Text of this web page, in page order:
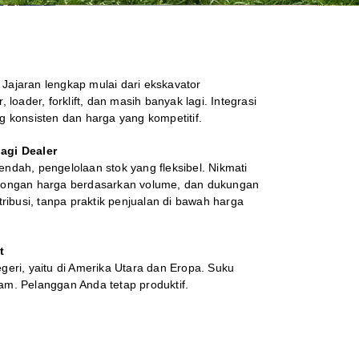
lengkap mulai dari ekskavator
loader, forklift, dan masih banyak lagi. Integrasi
konsisten dan harga yang kompetitif.
Dealer
pengelolaan stok yang fleksibel. Nikmati
harga berdasarkan volume, dan dukungan
tanpa praktik penjualan di bawah harga
yaitu di Amerika Utara dan Eropa. Suku
Pelanggan Anda tetap produktif.